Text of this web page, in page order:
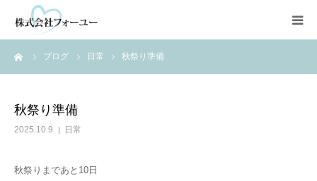
ブログ 日常 秋祭り準備
秋祭り準備
2025.10.9 日常
秋祭りまであと10日
HOME